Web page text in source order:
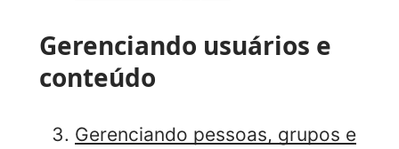
Gerenciando usuários e
conteúdo
Gerenciando pessoas, grupos e